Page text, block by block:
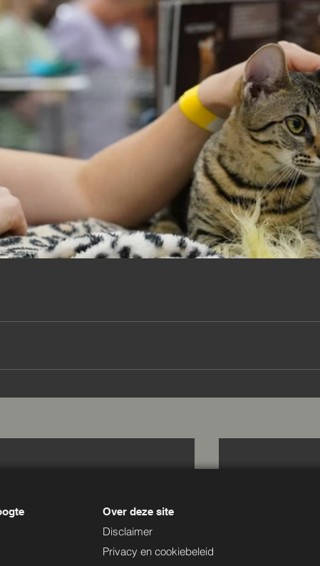
Over deze site
Disclaimer
Privacy en cookiebeleid